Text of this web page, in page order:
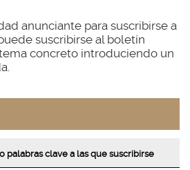
anunciante para suscribirse a
suscribirse al boletín
concreto introduciendo un